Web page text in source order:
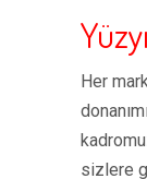
Her
sizlere